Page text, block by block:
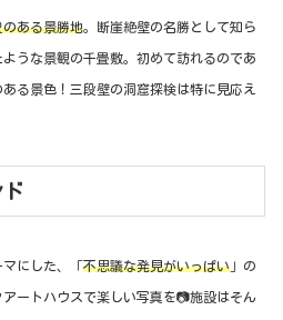
のある景勝地。断崖絶壁の名勝として知ら
うな景観の千畳敷。初めて訪れるのであ
る景色！三段壁の洞窟探検は特に見応え
にした、「 不思議な発見がいっぱい 」の
ートハウスで楽しい写真を📷施設はそん